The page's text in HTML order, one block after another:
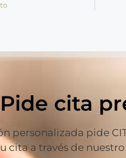
Pide cita
pide
cita a través de